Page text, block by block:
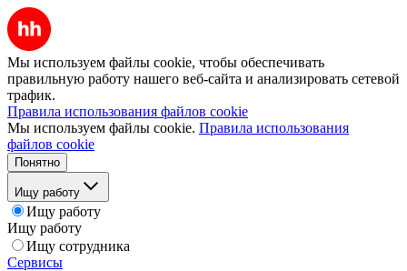
Мы используем файлы cookie, чтобы обеспечивать
правильную работу нашего веб-сайта и анализировать сетевой
трафик.
Правила использования файлов cookie
Мы используем файлы cookie. Правила использования
файлов cookie
Понятно
Ищу работу
Ищу работу
Ищу работу
Ищу сотрудника
Сервисы